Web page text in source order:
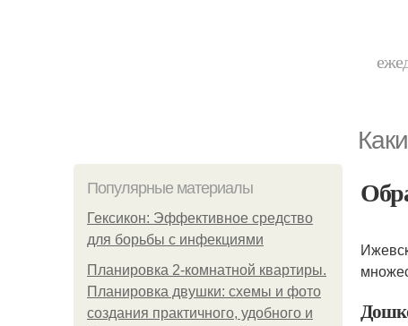
Популярные материалы
Гексикон: Эффективное средство
для борьбы с инфекциями
Планировка 2-комнатной квартиры.
Планировка двушки: схемы и фото
создания практичного, удобного и